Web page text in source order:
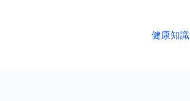
健康知識